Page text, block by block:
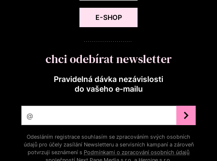
E-SHOP
chci odebírat newsletter
Pravidelná dávka nezávislosti
do vašeho e‑mailu
Odesláním registrace souhlasím se zpracováním svých osobních
údajů pro účely zasílání Newsletteru a servisních kampaní a zároveň
potvrzuji seznámení s Podmínkami o zpracování osobních údajů